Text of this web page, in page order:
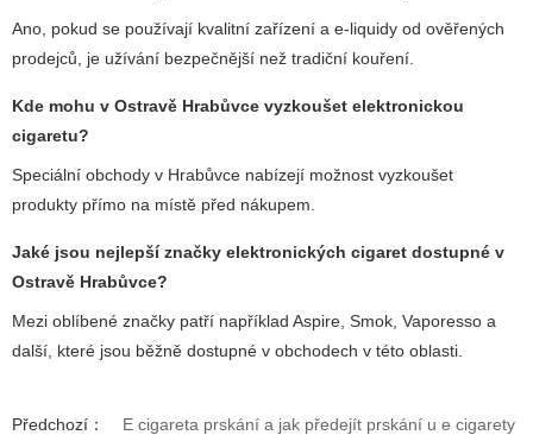
Ano, pokud se používají kvalitní zařízení a e-liquidy od ověřených
prodejců, je užívání bezpečnější než tradiční kouření.
Kde mohu v Ostravě Hrabůvce vyzkoušet elektronickou
cigaretu?
Speciální obchody v Hrabůvce nabízejí možnost vyzkoušet
produkty přímo na místě před nákupem.
Jaké jsou nejlepší značky elektronických cigaret dostupné v
Ostravě Hrabůvce?
Mezi oblíbené značky patří například Aspire, Smok, Vaporesso a
další, které jsou běžně dostupné v obchodech v této oblasti.
Předchozí：
E cigareta prskání a jak předejít prskání u e cigarety